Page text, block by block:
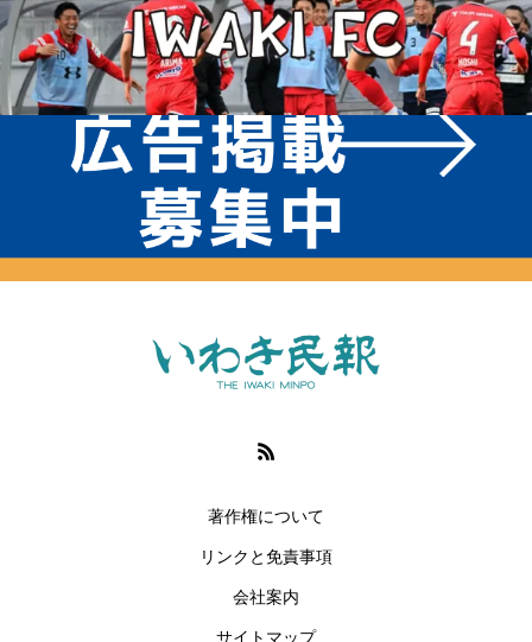
著作権について
リンクと免責事項
会社案内
サイトマップ